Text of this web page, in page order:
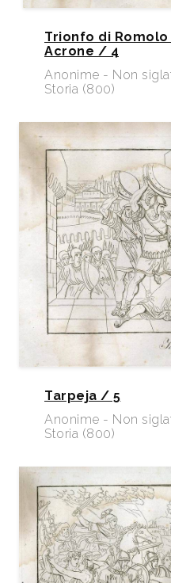
Trionfo di
Acrone / 4
Anonime - Non
Storia (800)
Tarpeja / 5
Anonime - Non
Storia (800)